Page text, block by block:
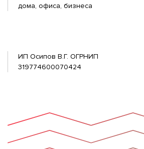
дома, офиса, бизнеса
ИП Осипов В.Г. ОГРНИП
319774600070424